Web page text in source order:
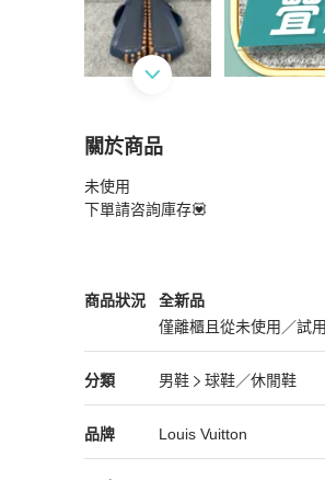
關於商品
關於Louis Vuitton 路易威登 藍
未使用
下單請咨詢庫存💟
商品狀況
Louis Vuitton男鞋商品狀態與細節
全新品
僅離櫃且從未使用／試
全新品
分類
Louis Vuitton男鞋 分類資訊
男鞋
球鞋／休閒鞋
男鞋/球鞋／休閒鞋推薦
品牌
Louis Vuitton精品男鞋品牌介紹
Louis Vuitton
Louis Vuitton推薦清單